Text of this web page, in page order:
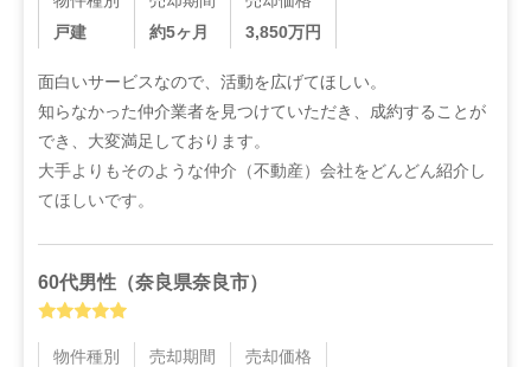
戸建
約5ヶ月
3,850万円
面白いサービスなので、活動を広げてほしい。
知らなかった仲介業者を見つけていただき、成約することが
でき、大変満足しております。
大手よりもそのような仲介（不動産）会社をどんどん紹介し
てほしいです。
60代男性 （奈良県奈良市）
物件種別
売却期間
売却価格